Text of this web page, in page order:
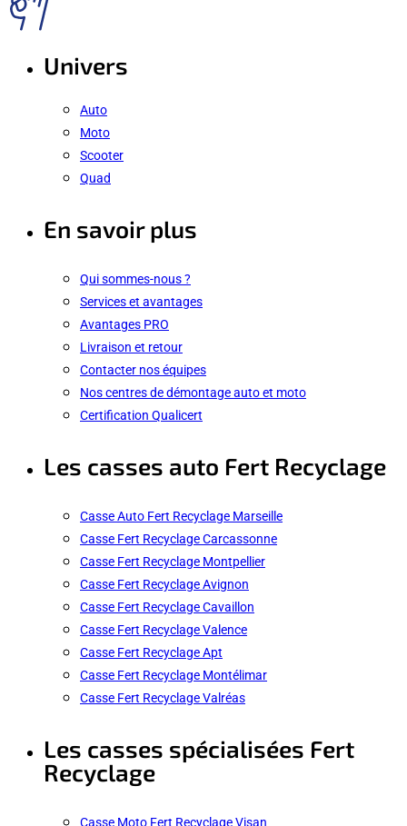
Univers
Auto
Moto
Scooter
Quad
En savoir plus
Qui sommes-nous ?
Services et avantages
Avantages PRO
Livraison et retour
Contacter nos équipes
Nos centres de démontage auto et moto
Certification Qualicert
Les casses auto Fert Recyclage
Casse Auto Fert Recyclage Marseille
Casse Fert Recyclage Carcassonne
Casse Fert Recyclage Montpellier
Casse Fert Recyclage Avignon
Casse Fert Recyclage Cavaillon
Casse Fert Recyclage Valence
Casse Fert Recyclage Apt
Casse Fert Recyclage Montélimar
Casse Fert Recyclage Valréas
Les casses spécialisées Fert
Recyclage
Casse Moto Fert Recyclage Visan